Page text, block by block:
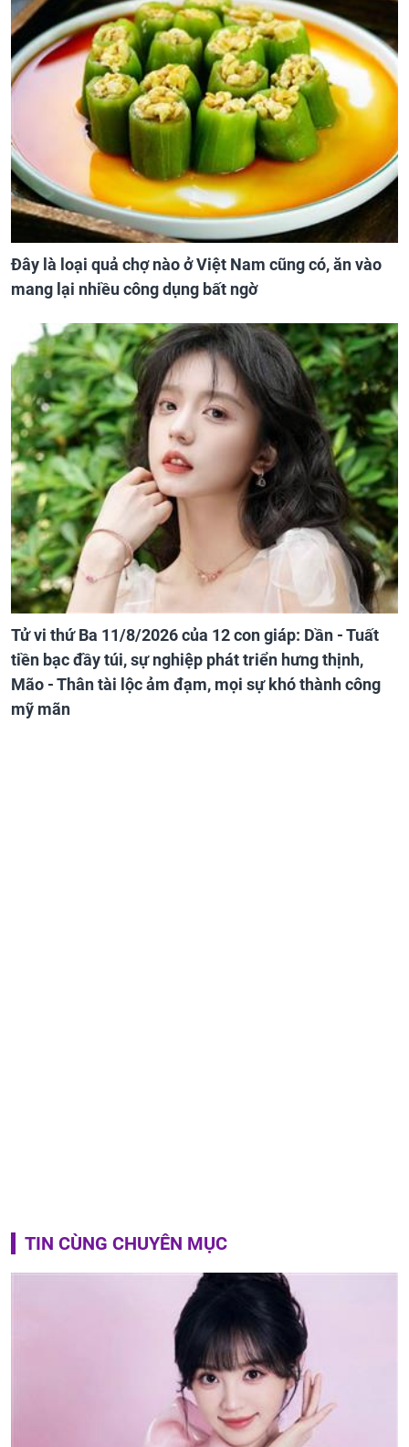
Đây là loại quả chợ nào ở Việt Nam cũng có, ăn vào
mang lại nhiều công dụng bất ngờ
Tử vi thứ Ba 11/8/2026 của 12 con giáp: Dần - Tuất
tiền bạc đầy túi, sự nghiệp phát triển hưng thịnh,
Mão - Thân tài lộc ảm đạm, mọi sự khó thành công
mỹ mãn
TIN CÙNG CHUYÊN MỤC